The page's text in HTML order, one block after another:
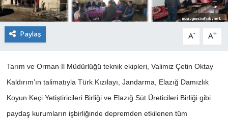
Paylaş A- A+
Tarım ve Orman İl Müdürlüğü teknik ekipleri, Valimiz Çetin Oktay
Kaldırım’ın talimatıyla Türk Kızılayı, Jandarma, Elazığ Damızlık
Koyun Keçi Yetiştiricileri Birliği ve Elazığ Süt Üreticileri Birliği gibi
paydaş kurumların işbirliğinde depremden etkilenen tüm